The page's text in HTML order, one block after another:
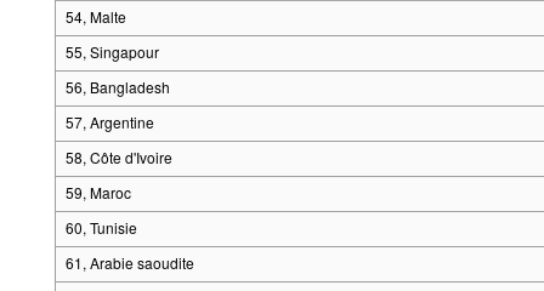
54, Malte
55, Singapour
56, Bangladesh
57, Argentine
58, Côte d'Ivoire
59, Maroc
60, Tunisie
61, Arabie saoudite